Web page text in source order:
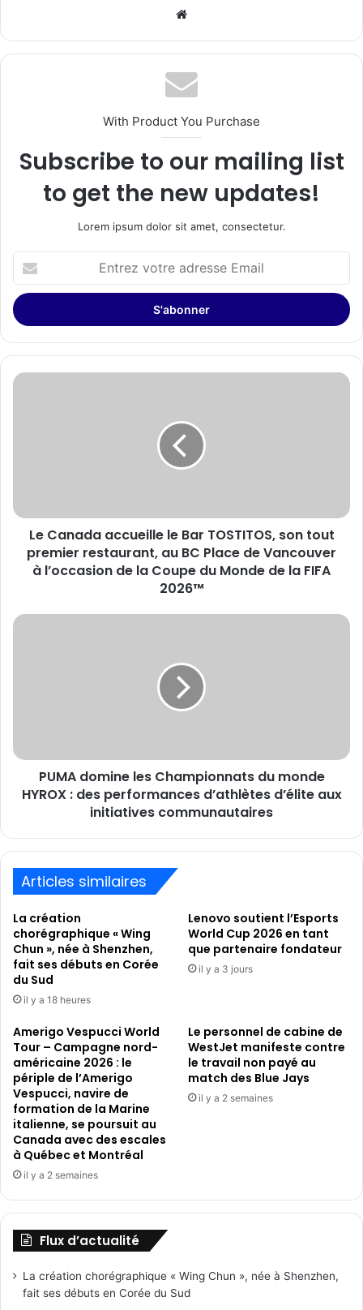
With Product You Purchase
Subscribe to our mailing list
to get the new updates!
Lorem ipsum dolor sit amet, consectetur.
votre
adresse
Email
Le
premier
restaurant,
Vancouver
de
FIFA
Le Canada accueille le Bar TOSTITOS, son tout
premier restaurant, au BC Place de Vancouver
à l’occasion de la Coupe du Monde de la FIFA
2026™
PUMA
des
performances
d’athlètes
initiatives
PUMA domine les Championnats du monde
HYROX : des performances d’athlètes d’élite aux
initiatives communautaires
Articles similaires
La création
chorégraphique « Wing
Chun », née à Shenzhen,
fait ses débuts en Corée
du Sud
il y a 18 heures
Lenovo soutient l’Esports
World Cup 2026 en tant
que partenaire fondateur
il y a 3 jours
Amerigo Vespucci World
Tour – Campagne nord-
américaine 2026 : le
périple de l’Amerigo
Vespucci, navire de
formation de la Marine
italienne, se poursuit au
Canada avec des escales
à Québec et Montréal
il y a 2 semaines
Le personnel de cabine de
WestJet manifeste contre
le travail non payé au
match des Blue Jays
il y a 2 semaines
Flux d’actualité
La création chorégraphique « Wing Chun », née à Shenzhen,
fait ses débuts en Corée du Sud